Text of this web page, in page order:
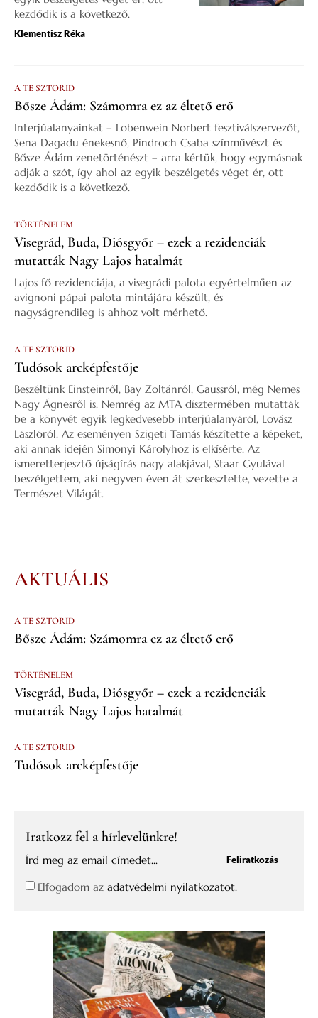
kezdődik is a következő.
Klementisz Réka
A TE SZTORID
Bősze Ádám: Számomra ez az éltető erő
Interjúalanyainkat – Lobenwein Norbert fesztiválszervezőt,
Sena Dagadu énekesnő, Pindroch Csaba színművészt és
Bősze Ádám zenetörténészt – arra kértük, hogy egymásnak
adják a szót, így ahol az egyik beszélgetés véget ér, ott
kezdődik is a következő.
TÖRTÉNELEM
Visegrád, Buda, Diósgyőr – ezek a rezidenciák
mutatták Nagy Lajos hatalmát
Lajos fő rezidenciája, a visegrádi palota egyértelműen az
avignoni pápai palota mintájára készült, és
nagyságrendileg is ahhoz volt mérhető.
A TE SZTORID
Tudósok arcképfestője
Beszéltünk Einsteinről, Bay Zoltánról, Gaussról, még Nemes
Nagy Ágnesről is. Nemrég az MTA dísztermében mutatták
be a könyvét egyik legkedvesebb interjúalanyáról, Lovász
Lászlóról. Az eseményen Szigeti Tamás készítette a képeket,
aki annak idején Simonyi Károlyhoz is elkísérte. Az
ismeretterjesztő újságírás nagy alakjával, Staar Gyulával
beszélgettem, aki negyven éven át szerkesztette, vezette a
Természet Világát.
AKTUÁLIS
A TE SZTORID
Bősze Ádám: Számomra ez az éltető erő
TÖRTÉNELEM
Visegrád, Buda, Diósgyőr – ezek a rezidenciák
mutatták Nagy Lajos hatalmát
A TE SZTORID
Tudósok arcképfestője
Iratkozz fel a hírlevelünkre!
Elfogadom az adatvédelmi nyilatkozatot.
Feliratkozás